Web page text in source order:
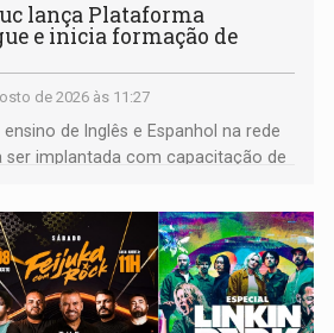
lança Plataforma
e inicia formação de
de 2026 às 11:27
de Inglês e Espanhol na rede
ser implantada com capacitação de